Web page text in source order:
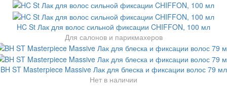
HC St Лак для волос сильной фиксации CHIFFON, 100 мл
Для салонов и парикмахеров
BH ST Masterpiece Massive Лак для блеска и фиксации волос 79 мл
Нет в наличии